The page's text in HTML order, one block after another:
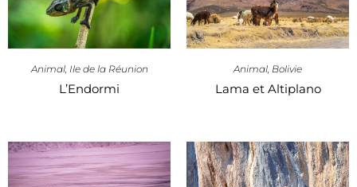
Animal, Ile de la Réunion
L’Endormi
Animal Bolivie
Lama et Altiplano